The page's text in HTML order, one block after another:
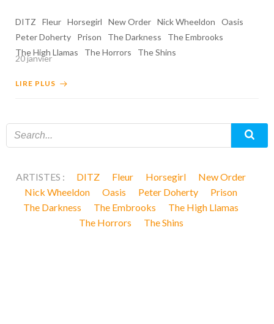
DITZ Fleur Horsegirl New Order Nick Wheeldon
Oasis
Peter Doherty
Prison The Darkness
The Embrooks
The High Llamas
The Horrors The Shins
20 janvier
LIRE PLUS
ARTISTES : DITZ Fleur Horsegirl
New Order
Nick Wheeldon
Oasis Peter Doherty
Prison
The Darkness
The Embrooks
The High Llamas
The Horrors
The Shins